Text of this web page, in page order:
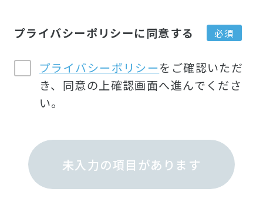
プライバシーポリシーに同意する
プライバシーポリシーをご確認いただ
き、同意の上確認画面へ進んでくださ
い。
未入力の項目があります